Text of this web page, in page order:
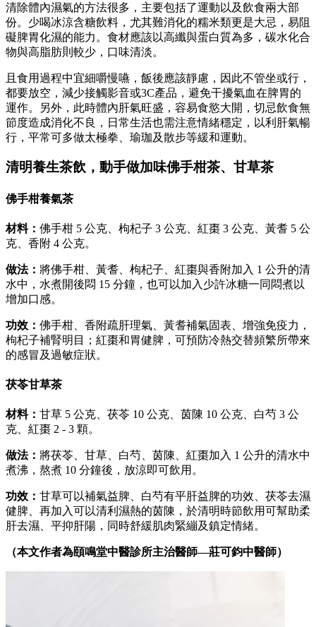
清除體內濕氣的方法很多，主要包括了運動以及飲食兩大部
份。少喝冰涼含糖飲料，尤其難消化的糯米類更是大忌，易阻
礙脾胃化濕的能力。食材應該以高纖與蛋白質為多，碳水化合
物與高脂肪則較少，口味清淡。
且食用過程中宜細嚼慢嚥，飯後應該靜慮，因此不管坐或行，
都要放空，減少接觸影音或3C產品，避免干擾氣血在脾胃的
運作。另外，此時體內肝氣旺盛，容易食慾大開，切忌飲食無
節度造成消化不良，日常生活也需注意情緒穩定，以利肝氣暢
行，平常可多做太極拳、瑜珈及散步等緩和運動。
清明養生茶飲，動手做加味佛手柑茶、甘草茶
佛手柑養氣茶
材料： 佛手柑 5 公克、枸杞子 3 公克、紅棗 3 公克、黃耆 5 公
克、香附 4 公克。
做法： 將佛手柑、黃耆、枸杞子、紅棗與香附加入 1 公升的清
水中，水煮開後悶 15 分鐘，也可以加入少許冰糖一同悶煮以
增加口感。
功效： 佛手柑、香附疏肝理氣、黃耆補氣固表、增強免疫力，
枸杞子補腎明目；紅棗和胃健脾，可預防冷熱交替頻繁所帶來
的感冒及過敏症狀。
茯苓甘草茶
材料： 甘草 5 公克、茯苓 10 公克、茵陳 10 公克、白芍 3 公
克、紅棗 2 - 3 顆。
做法： 將茯苓、甘草、白芍、茵陳、紅棗加入 1 公升的清水中
煮沸，熬煮 10 分鐘後，放涼即可飲用。
功效： 甘草可以補氣益脾、白芍有平肝益脾的功效、茯苓去濕
健脾、再加入可以清利濕熱的茵陳，於清明時節飲用可幫助柔
肝去濕、平抑肝陽，同時舒緩肌肉緊繃及鎮定情緒。
（本文作者為頤鳴堂中醫診所主治醫師—莊可鈞中醫師）